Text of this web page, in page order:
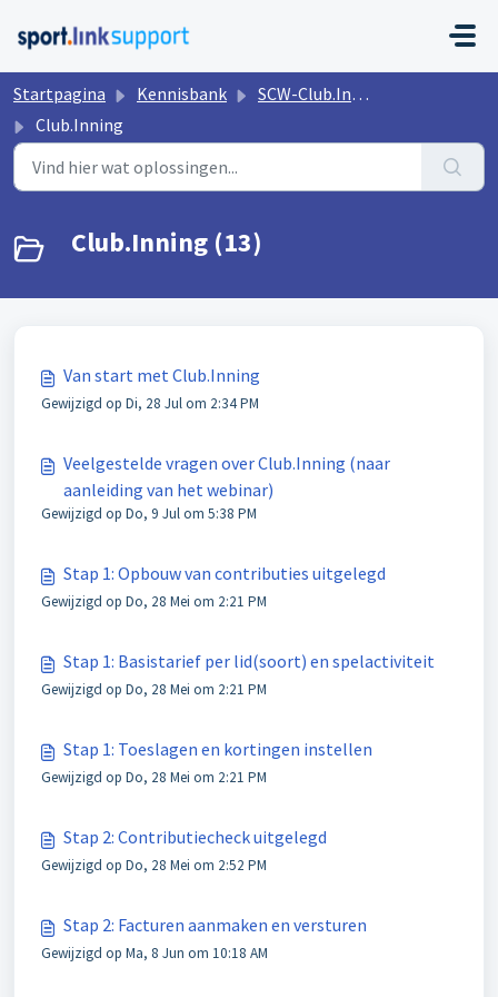
Startpagina Kennisbank
SCW-Club.Inning
Club.Inning
Club.Inning (13)
Van start met Club.Inning
Gewijzigd op Di, 28 Jul om 2:34 PM
Veelgestelde vragen over Club.Inning (naar
aanleiding van het webinar)
Gewijzigd op Do, 9 Jul om 5:38 PM
Stap 1: Opbouw van contributies uitgelegd
Gewijzigd op Do, 28 Mei om 2:21 PM
Stap 1: Basistarief per lid(soort) en spelactiviteit
Gewijzigd op Do, 28 Mei om 2:21 PM
Stap 1: Toeslagen en kortingen instellen
Gewijzigd op Do, 28 Mei om 2:21 PM
Stap 2: Contributiecheck uitgelegd
Gewijzigd op Do, 28 Mei om 2:52 PM
Stap 2: Facturen aanmaken en versturen
Gewijzigd op Ma, 8 Jun om 10:18 AM